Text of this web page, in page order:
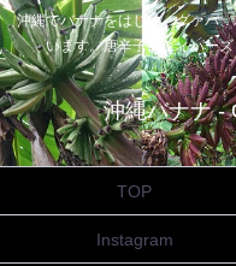
沖縄でバナナをはじめ、グァバ
います。唐辛子、ピィパー
沖縄バナナ -
TOP
Instagram